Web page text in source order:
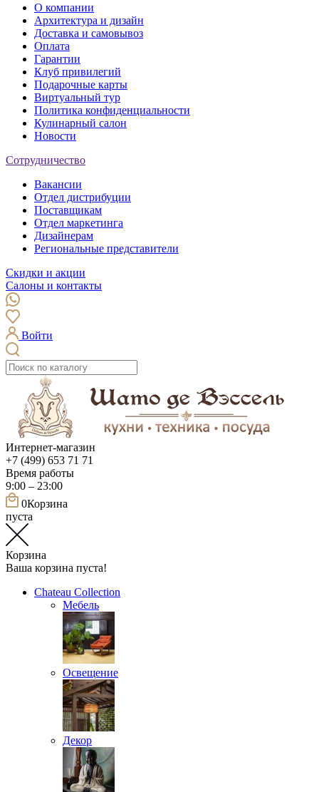
О компании
Архитектура и дизайн
Доставка и самовывоз
Оплата
Гарантии
Клуб привилегий
Подарочные карты
Виртуальный тур
Политика конфиденциальности
Кулинарный салон
Новости
Сотрудничество
Вакансии
Отдел дистрибуции
Поставщикам
Отдел маркетинга
Дизайнерам
Региональные представители
Скидки и акции
Салоны и контакты
Войти
Интернет-магазин
+7 (499) 653 71 71
Время работы
9:00 – 23:00
0Корзина
пуста
Корзина
Ваша корзина пуста!
Chateau Collection
Мебель
Освещение
Декор